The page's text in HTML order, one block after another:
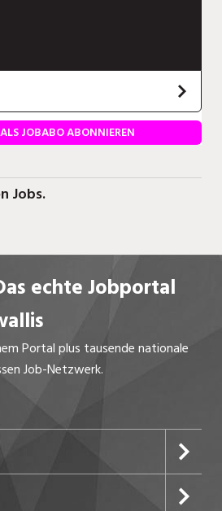
Die Walker Bergkäserei AG
und interessante
Umfeld, das von Respekt,
geprägt ist.
Begleitung durch
kompetente
und sorgfältige
das
JOBABO ABONNIEREN
Jobs.
echte Jobportal
Portal plus tausende nationale
Job-Netzwerk.